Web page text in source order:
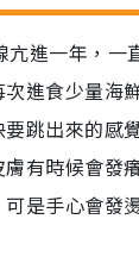
進一年，一
進食少量海
跳出來的感
有時候會發
是手心會發